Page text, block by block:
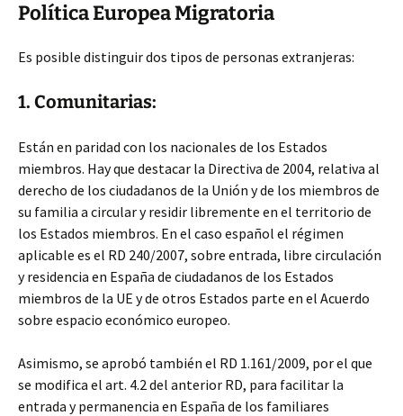
Política Europea Migratoria
Es posible distinguir dos tipos de personas extranjeras:
1. Comunitarias:
Están en paridad con los nacionales de los Estados
miembros. Hay que destacar la Directiva de 2004, relativa al
derecho de los ciudadanos de la Unión y de los miembros de
su familia a circular y residir libremente en el territorio de
los Estados miembros. En el caso español el régimen
aplicable es el RD 240/2007, sobre entrada, libre circulación
y residencia en España de ciudadanos de los Estados
miembros de la UE y de otros Estados parte en el Acuerdo
sobre espacio económico europeo.
Asimismo, se aprobó también el RD 1.161/2009, por el que
se modifica el art. 4.2 del anterior RD, para facilitar la
entrada y permanencia en España de los familiares